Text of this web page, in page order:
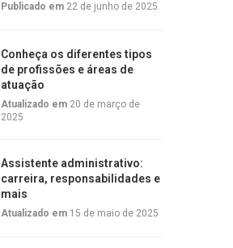
Publicado em 22 de junho de 2025
Conheça os diferentes tipos
de profissões e áreas de
atuação
Atualizado em 20 de março de
2025
Assistente administrativo:
carreira, responsabilidades e
mais
Atualizado em 15 de maio de 2025